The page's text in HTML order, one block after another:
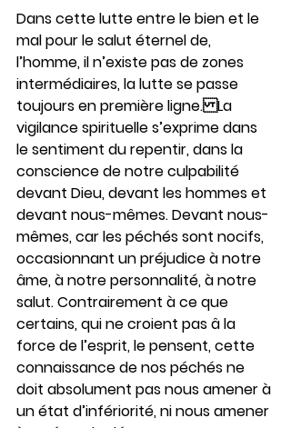
Dans cette lutte entre le bien et le
mal pour le salut éternel de,
l’homme, il n’existe pas de zones
intermédiaires, la lutte se passe
toujours en première ligne.La
vigilance spirituelle s’exprime dans
le sentiment du repentir, dans la
conscience de notre culpabilité
devant Dieu, devant les hommes et
devant nous-mêmes. Devant nous-
mêmes, car les péchés sont nocifs,
occasionnant un préjudice à notre
âme, à notre personnalité, à notre
salut. Contrairement à ce que
certains, qui ne croient pas â la
force de l’esprit, le pensent, cette
connaissance de nos péchés ne
doit absolument pas nous amener à
un état d’infériorité, ni nous amener